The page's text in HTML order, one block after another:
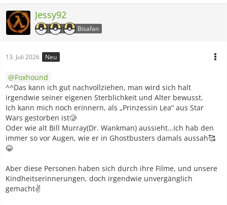
Jessy92
Bisafan
13. Juli 2026 Neu
Foxhound
^^Das kann ich gut nachvollziehen, man wird sich halt
irgendwie seiner eigenen Sterblichkeit und Alter bewusst.
Ich kann mich noch erinnern, als „Prinzessin Lea“ aus Star
Wars gestorben ist🥲
Oder wie alt Bill Murray(Dr. Wankman) aussieht…Ich hab den
immer so vor Augen, wie er in Ghostbusters damals aussah🥰
😂
Aber diese Personen haben sich durch ihre Filme, und unsere
Kindheitserinnerungen, doch irgendwie unvergänglich
gemacht✌️